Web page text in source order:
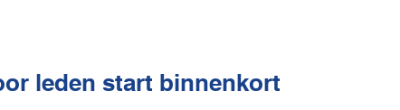
leden start binnenkort